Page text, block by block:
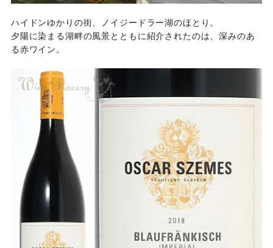
ハイドンゆかりの街、ノイジードラー湖のほとり。
夕陽に染まる湖畔の風景とともに紹介されたのは、深みのあ
る赤ワイン。